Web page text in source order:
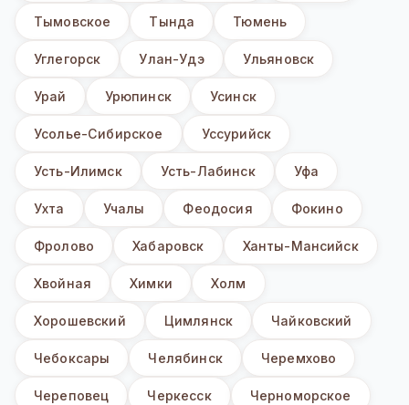
Тымовское Тында Тюмень
Углегорск Улан-Удэ Ульяновск
Урай Урюпинск Усинск
Усолье-Сибирское Уссурийск
Усть-Илимск Усть-Лабинск Уфа
Ухта Учалы Феодосия Фокино
Фролово Хабаровск Ханты-Мансийск
Хвойная Химки Холм
Хорошевский Цимлянск Чайковский
Чебоксары Челябинск Черемхово
Череповец Черкесск Черноморское